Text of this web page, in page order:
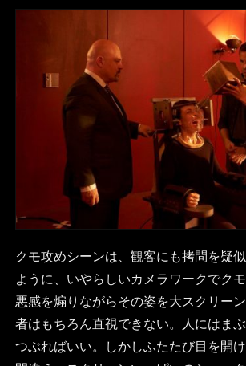
クモ攻めシーンは、観客にも拷問を疑
ように、いやらしいカメラワークでク
悪感を煽りながらその姿を大スクリー
者はもちろん直視できない。人にはま
つぶればいい。しかしふたたび目を開